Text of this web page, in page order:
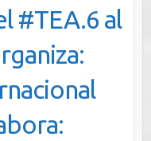
#TEA.6 al